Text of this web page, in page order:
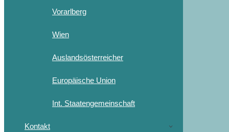
Vorarlberg
Wien
Auslandsösterreicher
Europäische Union
Int. Staatengemeinschaft
Kontakt